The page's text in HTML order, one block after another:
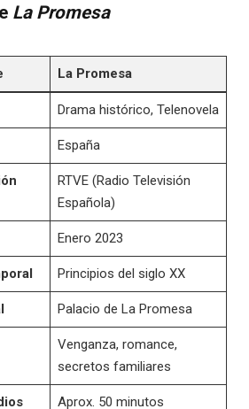
La Promesa
La Promesa
Drama histórico, Telenovela
España
RTVE (Radio Televisión
Española)
Enero 2023
Principios del siglo XX
Palacio de La Promesa
Venganza, romance,
secretos familiares
Aprox. 50 minutos